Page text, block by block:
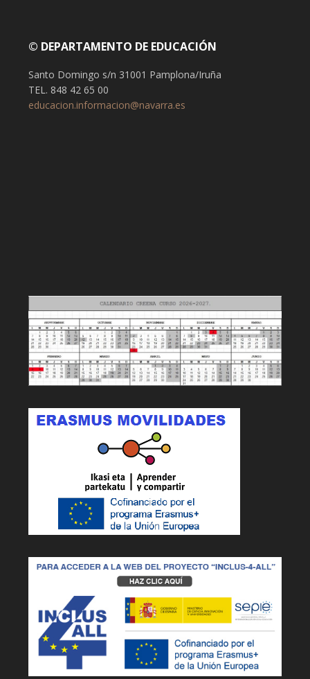
© DEPARTAMENTO DE EDUCACIÓN
Santo Domingo s/n 31001 Pamplona/Iruña
TEL. 848 42 65 00
educacion.informacion@navarra.es